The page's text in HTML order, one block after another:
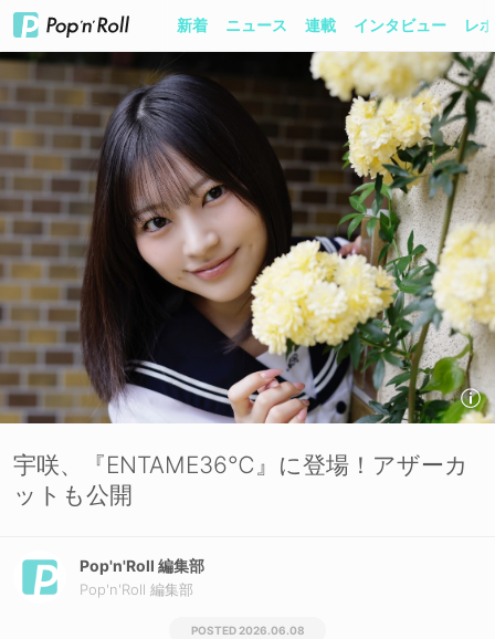
新着 ニュース 連載 インタビュー レ
宇咲、『ENTAME36℃』に登場！アザーカ
ットも公開
Pop'n'Roll 編集部
Pop'n'Roll 編集部
2026.06.08